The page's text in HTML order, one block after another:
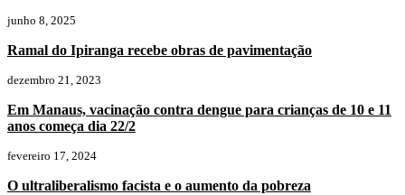
junho 8, 2025
Ramal do Ipiranga recebe obras de pavimentação
dezembro 21, 2023
Em Manaus, vacinação contra dengue para crianças de 10 e 11
anos começa dia 22/2
fevereiro 17, 2024
O ultraliberalismo facista e o aumento da pobreza